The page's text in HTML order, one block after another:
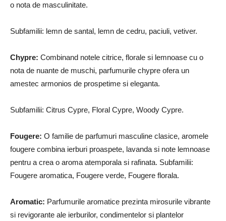
o nota de masculinitate.
Subfamilii: lemn de santal, lemn de cedru, paciuli, vetiver.
Chypre: Combinand notele citrice, florale si lemnoase cu o
nota de nuante de muschi, parfumurile chypre ofera un
amestec armonios de prospetime si eleganta.
Subfamilii: Citrus Cypre, Floral Cypre, Woody Cypre.
Fougere: O familie de parfumuri masculine clasice, aromele
fougere combina ierburi proaspete, lavanda si note lemnoase
pentru a crea o aroma atemporala si rafinata. Subfamilii:
Fougere aromatica, Fougere verde, Fougere florala.
Aromatic: Parfumurile aromatice prezinta mirosurile vibrante
si revigorante ale ierburilor, condimentelor si plantelor